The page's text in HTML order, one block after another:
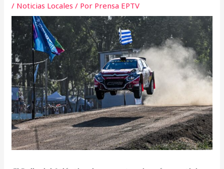
/ Noticias Locales / Por Prensa EPTV